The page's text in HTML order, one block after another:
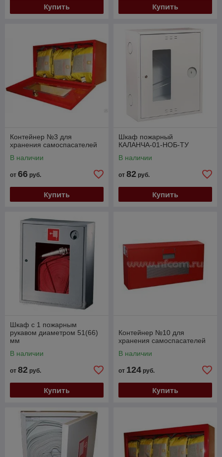
Купить Купить
Контейнер №3 для
хранения самоспасателей
В наличии
от 66 руб.
Купить
Шкаф пожарный
КАЛАНЧА-01-НОБ-ТУ
В наличии
от 82 руб.
Купить
Шкаф с 1 пожарным
рукавом диаметром 51(66)
мм
В наличии
от 82 руб.
Купить
Контейнер №10 для
хранения самоспасателей
В наличии
от 124 руб.
Купить